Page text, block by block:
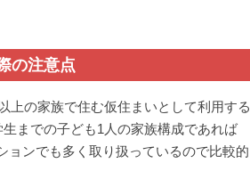
の注意点
上の家族で住む仮住まいとして利用する
までの子ども1人の家族構成であれば
ョンでも多く取り扱っているので比較的